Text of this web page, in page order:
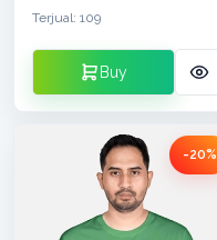
Terjual: 109
Buy
-20%